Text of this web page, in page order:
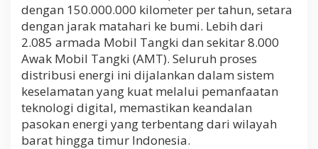
E
l
n
u
s
a
P
e
t
r
o
dengan 150.000.000 kilometer per tahun, setara
dengan jarak matahari ke bumi. Lebih dari
2.085 armada Mobil Tangki dan sekitar 8.000
Awak Mobil Tangki (AMT). Seluruh proses
distribusi energi ini dijalankan dalam sistem
keselamatan yang kuat melalui pemanfaatan
teknologi digital, memastikan keandalan
pasokan energi yang terbentang dari wilayah
barat hingga timur Indonesia.